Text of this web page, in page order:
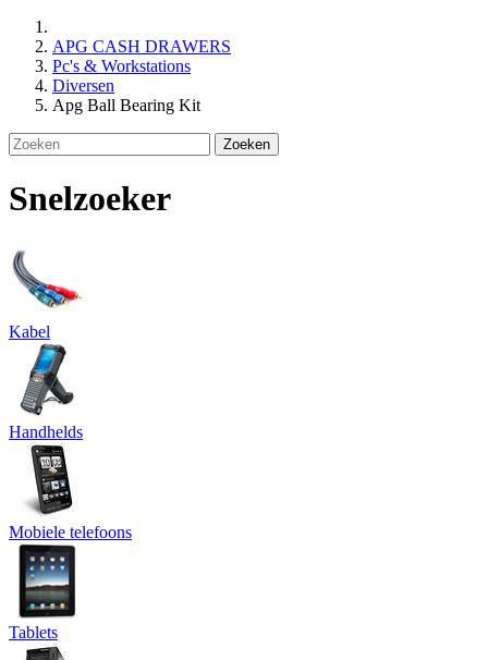
APG CASH DRAWERS
Pc's & Workstations
Diversen
Apg Ball Bearing Kit
Zoeken
Snelzoeker
Kabel
Handhelds
Mobiele telefoons
Tablets